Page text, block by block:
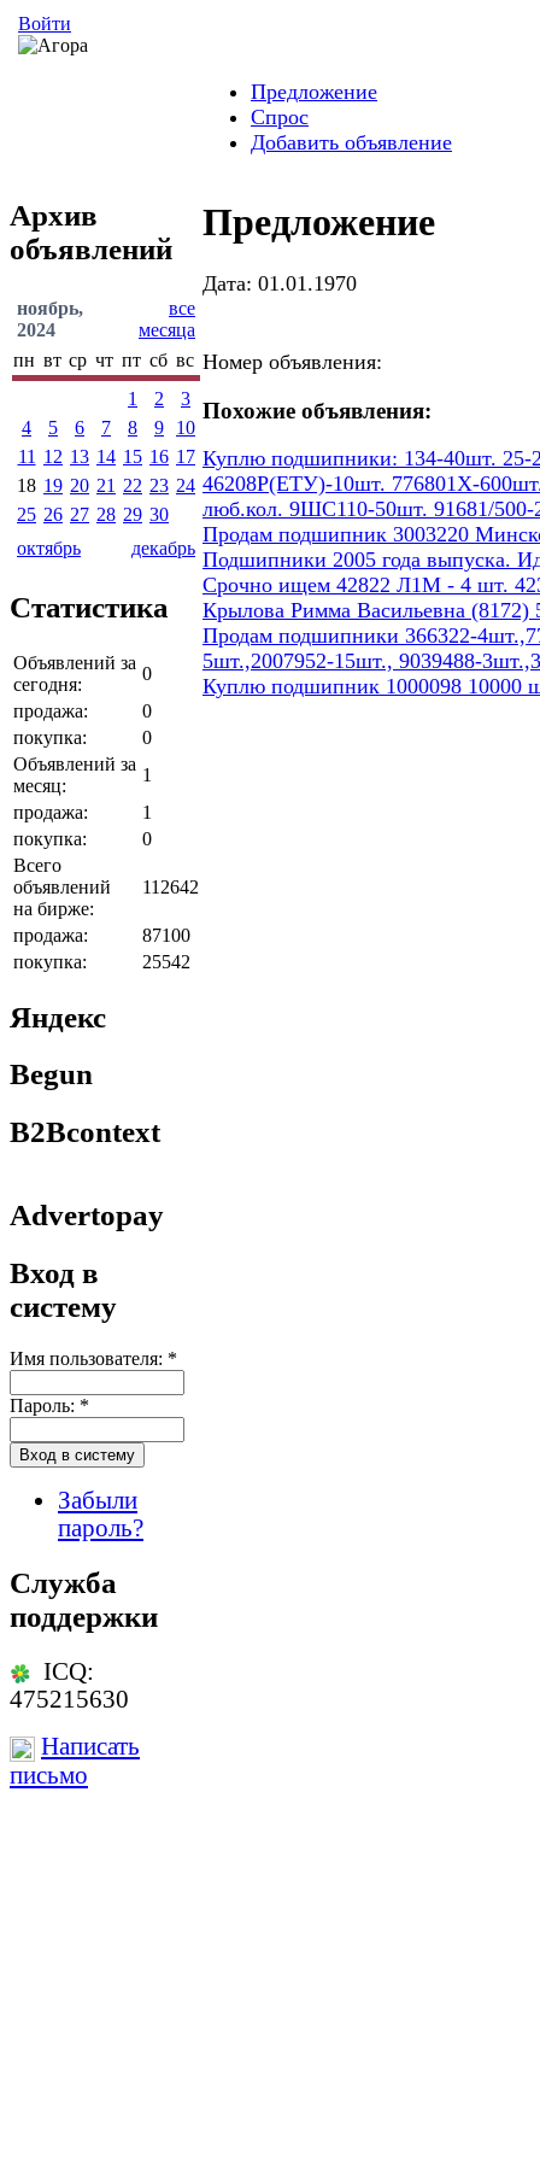
Войти
Предложение
Спрос
Добавить объявление
Архив
объявлений
ноябрь,
2024
все
месяца
пн вт ср чт пт сб вс
1
2
3
4
5 6 7 8 9
10
11 12 13 14 15 16 17
18 19 20 21 22 23 24
25 26 27 28 29 30
октябрь
декабрь
Статистика
Объявлений за
сегодня:
0
продажа:
0
покупка:
0
Объявлений за
месяц:
1
продажа:
1
покупка:
0
Всего
объявлений
на бирже:
112642
продажа:
87100
покупка:
25542
Яндекс
Begun
B2Bcontext
Advertopay
Вход в
систему
Имя пользователя: *
Пароль: *
Забыли
пароль?
Служба
поддержки
ICQ:
475215630
Написать
письмо
Предложение
Дата: 01.01.1970
Номер объявления:
Похожие объявления:
Куплю подшипники: 134-40шт.
46208Р(ЕТУ)-10шт. 776801Х-
люб.кол. 9ШС110-50шт. 91681/500-
Продам подшипник 3003220
Подшипники 2005 года выпуска.
Срочно ищем 42822 Л1М - 4 шт.
Крылова Римма Васильевна (8172)
Продам подшипники 366322-
5шт.,2007952-15шт., 9039488-
Куплю подшипник 1000098 10000